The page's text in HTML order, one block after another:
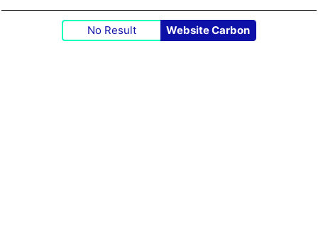
No Result Website Carbon